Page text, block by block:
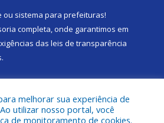
ou sistema para prefeituras!
completa, onde garantimos em
das leis de transparência
melhorar sua experiência de
utilizar nosso portal, você
de monitoramento de cookies.